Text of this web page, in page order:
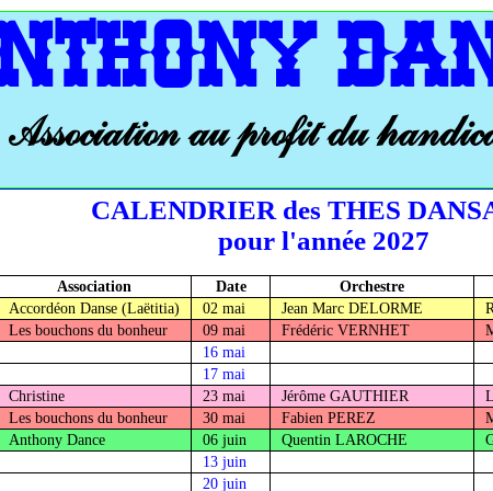
Association au profit du
CALENDRIER des THES
pour l'année 2027
Association Date Orchestre
Accordéon Danse (Laëtitia)
02 mai Jean Marc DELORME
Les bouchons du bonheur
09 mai Frédéric VERNHET
16 mai
17 mai
Christine
23 mai Jérôme GAUTHIER
Les bouchons du bonheur
30 mai Fabien PEREZ
Anthony Dance
06 juin Quentin LAROCHE
13 juin
20 juin